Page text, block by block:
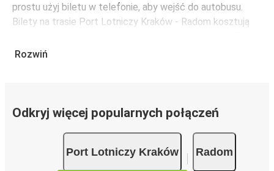
prostu użyj biletu w telefonie, aby wejść do autobusu.
Bilety na trasie Port Lotniczy Kraków - Radom kosztują
zł, jeśli zarezerwujesz z wyprzedzeniem lub w dni robocze,
Podróż na trasie Port Lotniczy Kraków - Radom
z FlixBusem, dzięki 5 bezpośrednim połączeniom dziennie.
Rozwiń
Odkryj więcej popularnych połączeń
Port Lotniczy Kraków Radom